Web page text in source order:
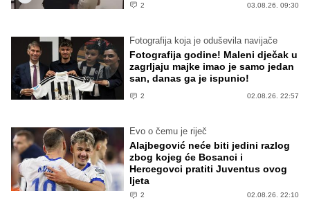
2 03.08.26. 09:30
Fotografija koja je oduševila navijače
Fotografija godine! Maleni dječak u
zagrljaju majke imao je samo jedan
san, danas ga je ispunio!
2 02.08.26. 22:57
Evo o čemu je riječ
Alajbegović neće biti jedini razlog
zbog kojeg će Bosanci i
Hercegovci pratiti Juventus ovog
ljeta
2 02.08.26. 22:10